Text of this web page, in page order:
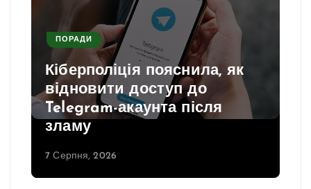
ПОРАДИ
Кіберполіція пояснила, як
відновити доступ до
Telegram-акаунта після
зламу
7 Серпня, 2026